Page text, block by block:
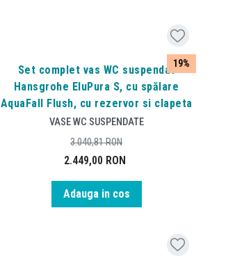
19%
Set complet vas WC suspendat
Hansgrohe EluPura S, cu spălare
AquaFall Flush, cu rezervor si clapeta
VASE WC SUSPENDATE
2.449,00 RON
3.040,81RON
Adauga in cos